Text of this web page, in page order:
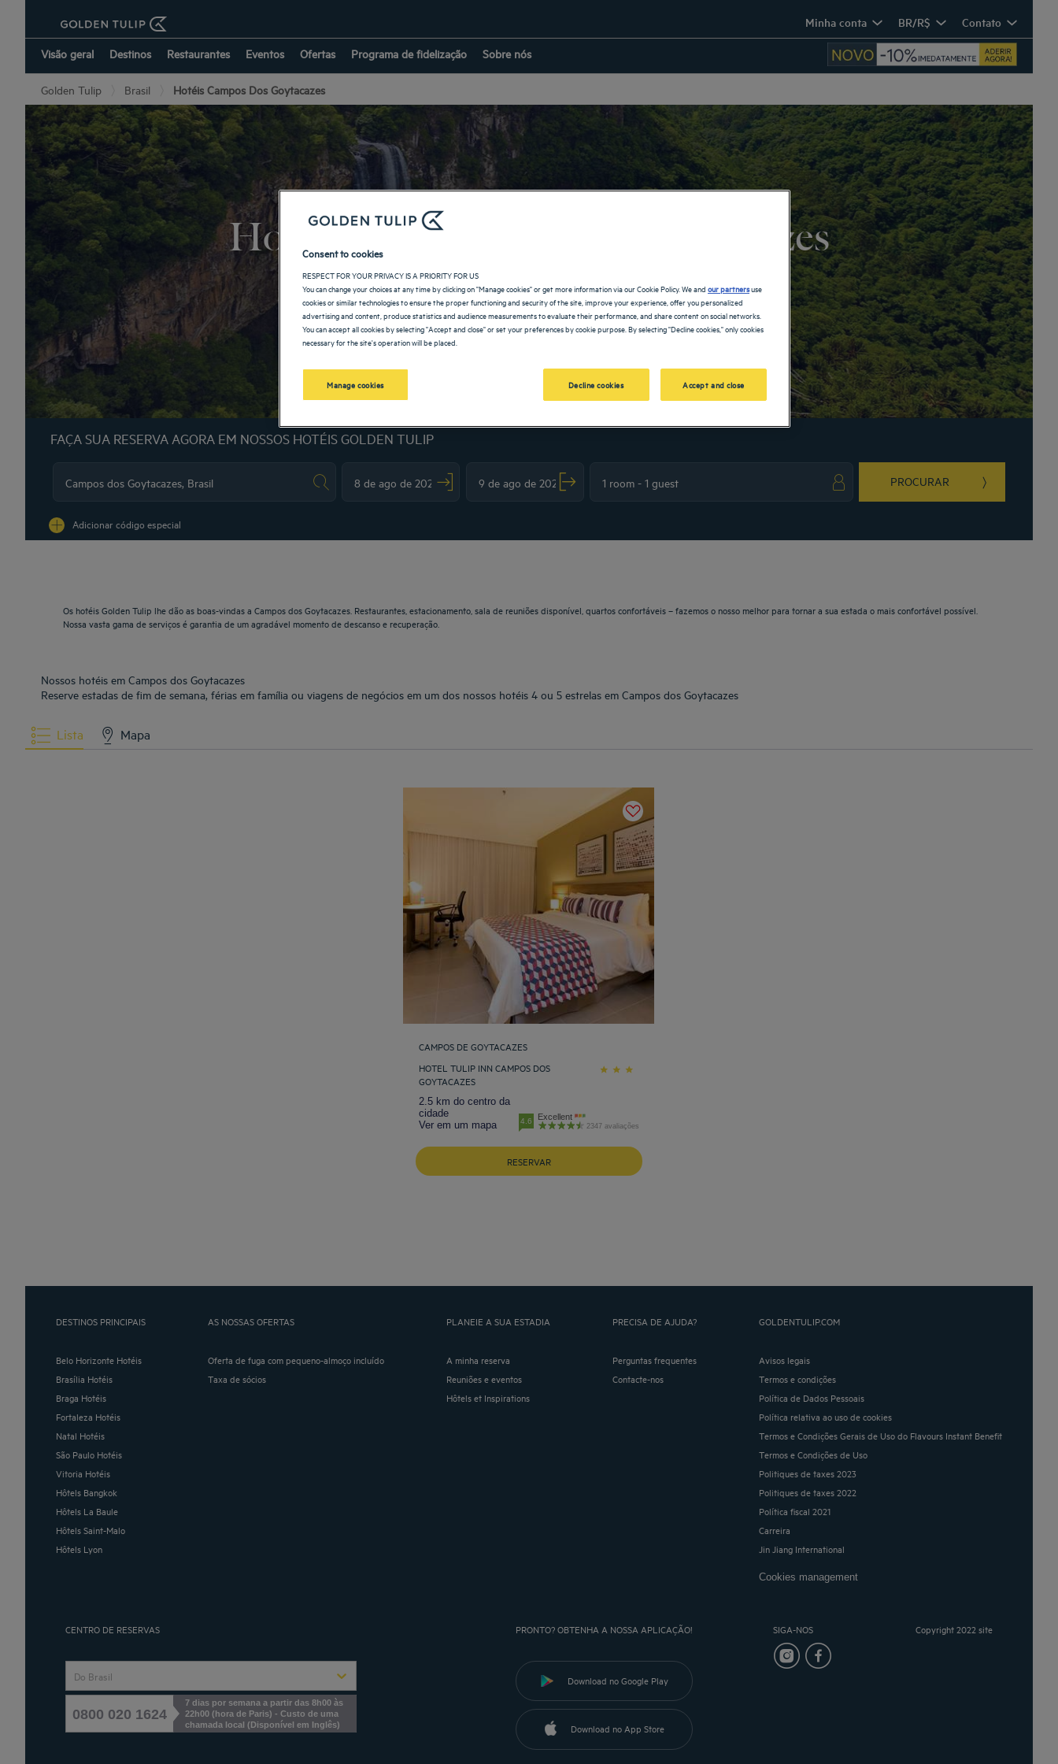
Minha conta BR/R$ Contato
Visão geral Destinos Restaurantes Eventos Ofertas Programa de fidelização Sobre nós
Golden Tulip Brasil Hotéis Campos Dos Goytacazes
Hotéis em Campos dos Goytacazes
VOLTAR À PÁGINA DE BRASIL
FAÇA SUA RESERVA AGORA EM NOSSOS HOTÉIS GOLDEN TULIP
PROCURAR
Adicionar código especial
Os hotéis Golden Tulip lhe dão as boas-vindas a Campos dos Goytacazes. Restaurantes, estacionamento, sala de reuniões disponível, quartos confortáveis – fazemos o nosso melhor para tornar a sua estada o mais confortável possível.
Nossa vasta gama de serviços é garantia de um agradável momento de descanso e recuperação.
Nossos hotéis em Campos dos Goytacazes
Reserve estadas de fim de semana, férias em família ou viagens de negócios em um dos nossos hotéis 4 ou 5 estrelas em Campos dos Goytacazes
Lista Mapa
CAMPOS DE GOYTACAZES
HOTEL TULIP INN CAMPOS DOS
GOYTACAZES
2.5 km do centro da
cidade
Ver em um mapa
4.6 Excellent
2347 avaliações
RESERVAR
DESTINOS PRINCIPAIS
Belo Horizonte Hotéis
Brasília Hotéis
Braga Hotéis
Fortaleza Hotéis
Natal Hotéis
São Paulo Hotéis
Vitoria Hotéis
Hôtels Bangkok
Hôtels La Baule
Hôtels Saint-Malo
Hôtels Lyon
AS NOSSAS OFERTAS
Oferta de fuga com pequeno-almoço incluído
Taxa de sócios
PLANEIE A SUA ESTADIA
A minha reserva
Reuniões e eventos
Hôtels et Inspirations
PRECISA DE AJUDA?
Perguntas frequentes
Contacte-nos
GOLDENTULIP.COM
Avisos legais
Termos e condições
Política de Dados Pessoais
Política relativa ao uso de cookies
Termos e Condições Gerais de Uso do Flavours Instant Benefit
Termos e Condições de Uso
Politiques de taxes 2023
Politiques de taxes 2022
Política fiscal 2021
Carreira
Jin Jiang International
Cookies management
CENTRO DE RESERVAS
Do Brasil
0800 020 1624
7 dias por semana a partir das 8h00 às
22h00 (hora de Paris) - Custo de uma
chamada local (Disponível em Inglês)
PRONTO? OBTENHA A NOSSA APLICAÇÃO!
Download no Google Play
Download no App Store
SIGA-NOS Copyright 2022 site
Consent to cookies
RESPECT FOR YOUR PRIVACY IS A PRIORITY FOR US
You can change your choices at any time by clicking on "Manage cookies" or get more information via our Cookie Policy. We andour partnersuse
cookies or similar technologies to ensure the proper functioning and security of the site, improve your experience, offer you personalized
advertising and content, produce statistics and audience measurements to evaluate their performance, and share content on social networks.
You can accept all cookies by selecting "Accept and close" or set your preferences by cookie purpose. By selecting "Decline cookies," only cookies
necessary for the site's operation will be placed.
Manage cookies Decline cookies Accept and close